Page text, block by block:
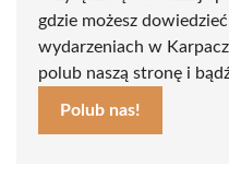
gdzie możesz
wydarzeniach w
polub naszą stronę i
Polub nas!